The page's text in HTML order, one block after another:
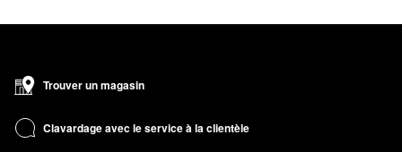
Trouver un magasin
Clavardage avec le service à la clientèle